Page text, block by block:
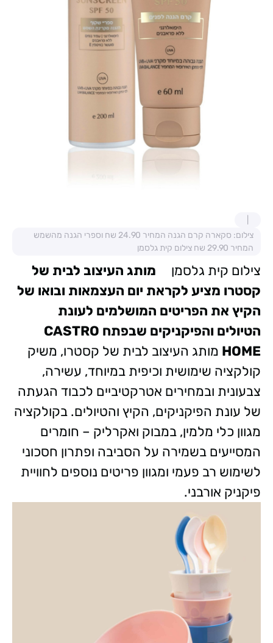
צילום: סקארה קרם הגנה המחיר 24.90 שח וספרי הגנה מהשמש
המחיר 29.90 שח צילום קית גלסמן
צילום קית גלסמן מותג העיצוב לבית של
קסטרו מציע לקראת יום העצמאות ובואו של
הקיץ את הפריטים המושלמים לעונת
הטיולים והפיקניקים שבפתח CASTRO
HOME מותג העיצוב לבית של קסטרו, משיק
קולקציה שימושית וכיפית במיוחד, עשירה,
צבעונית ובמחירים אטרקטיביים לכבוד הגעתה
של עונת הפיקניקים, הקיץ והטיולים. בקולקציה
מגוון כלי מלמין, במבוק ואקרליק – חומרים
המסייעים בשמירה על הסביבה ופתרון חסכוני
לשימוש רב פעמי ומגוון פריטים נוספים לחוויית
פיקניק אורבני.